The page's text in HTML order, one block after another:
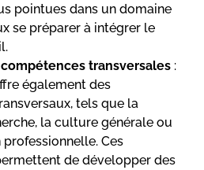
pointues dans un domaine
se préparer à intégrer le
transversales :
également des
tels que la
la culture générale ou
professionnelle. Ces
de développer des